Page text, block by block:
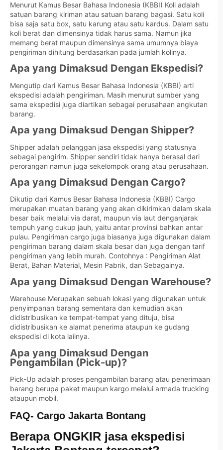
Menurut Kamus Besar Bahasa Indonesia (KBBI) Koli adalah
satuan barang kiriman atau satuan barang bagasi. Satu koli
bisa saja satu box, satu karung atau satu kardus. Dalam satu
koli berat dan dimensinya tidak harus sama. Namun jika
memang berat maupun dimensinya sama umumnya biaya
pengiriman dihitung berdasarkan pada jumlah kolinya.
Apa yang Dimaksud Dengan Ekspedisi?
Mengutip dari Kamus Besar Bahasa Indonesia (KBBI) arti
ekspedisi adalah pengiriman. Masih menurut sumber yang
sama ekspedisi juga diartikan sebagai perusahaan angkutan
barang.
Apa yang Dimaksud Dengan Shipper?
Shipper adalah pelanggan jasa ekspedisi yang statusnya
sebagai pengirim. Shipper sendiri tidak hanya berasal dari
perorangan namun juga sekelompok orang atau perusahaan.
Apa yang Dimaksud Dengan Cargo?
Dikutip dari Kamus Besar Bahasa Indonesia (KBBI) Cargo
merupakan muatan barang yang akan dikirimkan dalam skala
besar baik melalui via darat, maupun via laut denganjarak
tempuh yang cukup jauh, yaitu antar provinsi bahkan antar
pulau. Pengiriman cargo juga biasanya juga digunakan dalam
pengiriman barang dalam skala besar dan juga dengan tarif
pengiriman yang lebih murah. Contohnya : Pengiriman Alat
Berat, Bahan Material, Mesin Pabrik, dan Sebagainya.
Apa yang Dimaksud Dengan Warehouse?
Warehouse Merupakan sebuah lokasi yang digunakan untuk
penyimpanan barang sementara dan kemudian akan
didistribusikan ke tempat-tempat yang dituju, bisa
didistribusikan ke alamat penerima ataupun ke gudang
ekspedisi di kota laiinya.
Apa yang Dimaksud Dengan
Pengambilan (Pick-up)?
Pick-Up adalah proses pengambilan barang atau penerimaan
barang berupa paket maupun kargo melalui armada trucking
ataupun mobil.
FAQ- Cargo Jakarta Bontang
Berapa ONGKIR jasa ekspedisi